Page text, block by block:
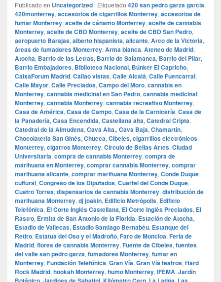
Publicado en Uncategorized | Etiquetado 420 san pedro garza garcia,
420monterrey, accesorios de cigarrillos Monterrey, accesorios de
fumar Monterrey, aceite de cáñamo Monterrey, aceite de cannabis
Monterrey, aceite de CBD Monterrey, aceite de CBD San Pedro,
aeropuerto Barajas, alberto hispanista, alicante, Arco de la Victoria,
áreas de fumadores Monterrey, Arma blanca, Ateneo de Madrid,
Atocha, Barrio de las Letras, Barrio de Salamanca, Barrio del Pilar,
Barrio Embajadores, Biblioteca Nacional, Búnker El Capricho,
CaixaForum Madrid, Callao vistas, Calle Alcalá, Calle Fuencarral,
Calle Mayor, Calle Preciados, Campo del Moro, cannabis en
Monterrey, cannabis medicinal en San Pedro, cannabis medicinal
Monterrey, cannabis Monterrey, cannabis recreativo Monterrey,
Casa de América, Casa de Campo, Casa de la Carnicería, Casa de
la Panadería, Casa Encendida, Castellana alta, Catedral Cripta,
Catedral de la Almudena, Cava Alta., Cava Baja, Chamartín,
Chocolatería San Ginés, Chueca, Cibeles, cigarrillos electrónicos
Monterrey, cigarros Monterrey, Círculo de Bellas Artes, Ciudad
Universitaria, compra de cannabis Monterrey, compra de
marihuana en Monterrey, comprar cannabis Monterrey, comprar
marihuana alicante, comprar marihuana Monterrey, Conde Duque
cultural, Congreso de los Diputados, Cuartel del Conde Duque,
Cuatro Torres, dispensarios de cannabis Monterrey, distribución de
marihuana Monterrey, dj joakin, Edificio Metrópolis, Edificio
Telefónica, El Corte Inglés Castellana, El Corte Inglés Preciados, El
Rastro, Ermita de San Antonio de la Florida, Estación de Atocha,
Estadio de Vallecas, Estadio Santiago Bernabéu, Estanque del
Retiro, Estatua del Oso y el Madroño, Faro de Moncloa, Feria de
Madrid, flores de cannabis Monterrey, Fuente de Cibeles, fuentes
del valle san pedro garza, fumadores Monterrey, fumar en
Monterrey, Fundación Telefónica, Gran Vía, Gran Vía teatros, Hard
Rock Madrid, hookah Monterrey, humo Monterrey, IFEMA, Jardín